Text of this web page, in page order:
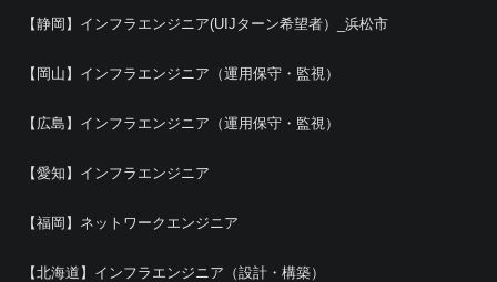
【静岡】インフラエンジニア(UIJターン希望者）_浜松市
【岡山】インフラエンジニア（運用保守・監視）
【広島】インフラエンジニア（運用保守・監視）
【愛知】インフラエンジニア
【福岡】ネットワークエンジニア
【北海道】インフラエンジニア（設計・構築）